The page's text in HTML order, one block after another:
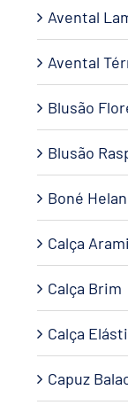
Avental
Avental
Blusão
Blusão
Boné
Calça
Calça Brim
Calça
Capuz